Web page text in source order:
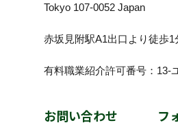
Tokyo 107-0052 Japan
赤坂見附駅A1出口より徒歩1
有料職業紹介許可番号：13-
お問い合わせ フ